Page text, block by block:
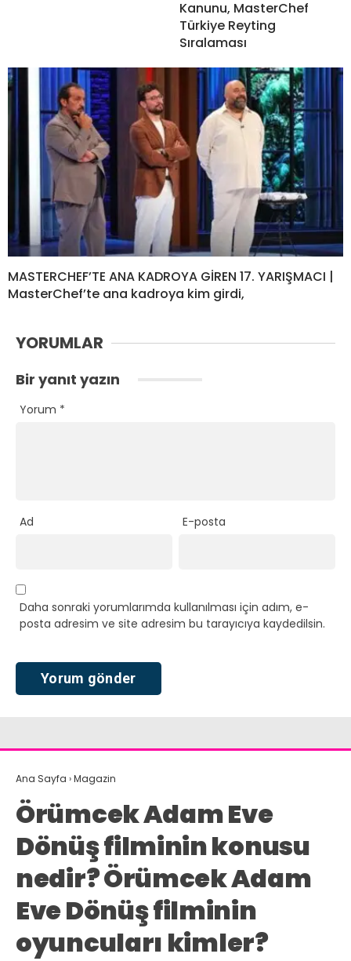
Kanunu, MasterChef
Türkiye Reyting
Sıralaması
MASTERCHEF’TE ANA KADROYA GİREN 17. YARIŞMACI |
MasterChef’te ana kadroya kim girdi,
YORUMLAR
Bir yanıt yazın
Yorum *
Ad E-posta
Daha sonraki yorumlarımda kullanılması için adım, e-
posta adresim ve site adresim bu tarayıcıya kaydedilsin.
Ana Sayfa ›Magazin
Örümcek Adam Eve
Dönüş filminin konusu
nedir? Örümcek Adam
Eve Dönüş filminin
oyuncuları kimler?